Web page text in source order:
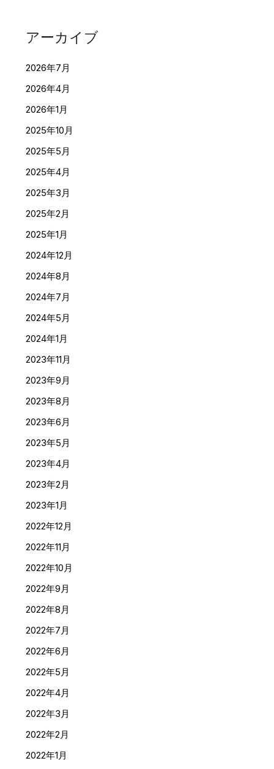
アーカイブ
2026年7月
2026年4月
2026年1月
2025年10月
2025年5月
2025年4月
2025年3月
2025年2月
2025年1月
2024年12月
2024年8月
2024年7月
2024年5月
2024年1月
2023年11月
2023年9月
2023年8月
2023年6月
2023年5月
2023年4月
2023年2月
2023年1月
2022年12月
2022年11月
2022年10月
2022年9月
2022年8月
2022年7月
2022年6月
2022年5月
2022年4月
2022年3月
2022年2月
2022年1月